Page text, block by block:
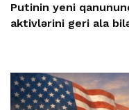
Putinin yeni
aktivlərini geri ala